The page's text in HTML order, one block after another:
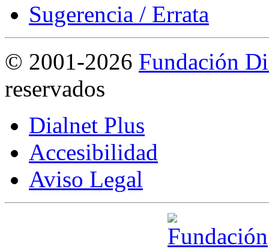
Sugerencia / Errata
© 2001-2026 Fundación
reservados
Dialnet Plus
Accesibilidad
Aviso Legal